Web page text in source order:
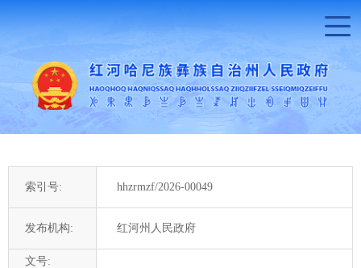
索引号: hhzrmzf/2026-00049
发布机构: 红河州人民政府
文号: